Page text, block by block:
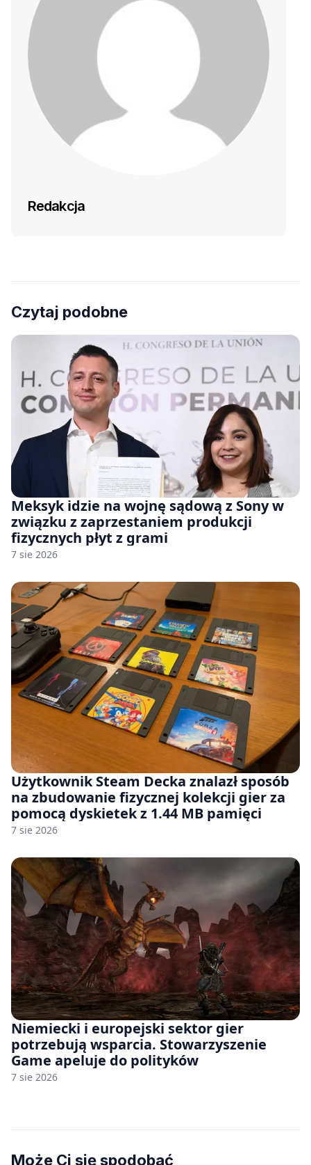
Redakcja
Czytaj podobne
Meksyk idzie na wojnę sądową z Sony w
związku z zaprzestaniem produkcji
fizycznych płyt z grami
7 sie 2026
Użytkownik Steam Decka znalazł sposób
na zbudowanie fizycznej kolekcji gier za
pomocą dyskietek z 1.44 MB pamięci
7 sie 2026
Niemiecki i europejski sektor gier
potrzebują wsparcia. Stowarzyszenie
Game apeluje do polityków
7 sie 2026
Może Ci się spodobać